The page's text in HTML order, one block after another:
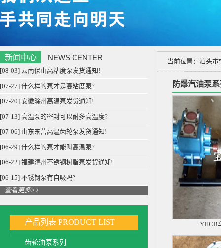
新闻中心 NEWS CENTER
[08-03] 云南保山高粘度泵发货通知!
[07-27] 什么样的泵才是高粘度泵?
[07-20] 安徽滁州高温泵发货通知!
[07-13] 高温泵的密封可以耐多高温度?
[07-06] 山东东营高温齿轮泵发货通知!
[06-29] 什么样的泵才能叫高温泵?
[06-22] 福建漳州不锈钢树脂泵发货通知!
[06-15] 不锈钢泵有自吸吗?
查看更多>>
产品列表 PRODUCT LIST
齿轮油泵系列
当前位置： 泊头市
防爆汽油泵
YHCB